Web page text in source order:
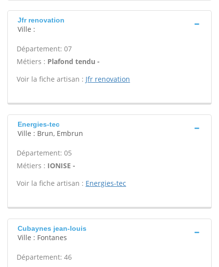
Jfr renovation
Ville :
Département: 07
Métiers : Plafond tendu -
Voir la fiche artisan : Jfr renovation
Energies-tec
Ville : Brun, Embrun
Département: 05
Métiers : IONISE -
Voir la fiche artisan : Energies-tec
Cubaynes jean-louis
Ville : Fontanes
Département: 46